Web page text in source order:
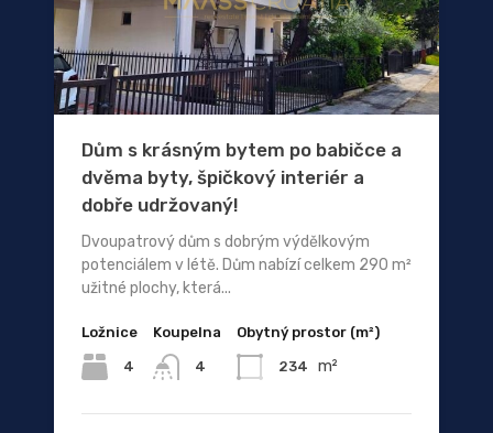
Dům s krásným bytem po babičce a
dvěma byty, špičkový interiér a
dobře udržovaný!
Dvoupatrový dům s dobrým výdělkovým
potenciálem v létě. Dům nabízí celkem 290 m²
užitné plochy, která...
Ložnice
4
Koupelna
4
Obytný prostor (m²)
234 m²